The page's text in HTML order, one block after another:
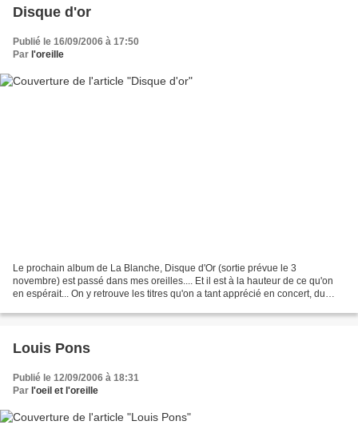
Disque d'or
Publié le 16/09/2006 à 17:50
Par l'oreille
Le prochain album de La Blanche, Disque d'Or (sortie prévue le 3
novembre) est passé dans mes oreilles.... Et il est à la hauteur de ce qu'on
en espérait... On y retrouve les titres qu'on a tant apprécié en concert, du
Louis Pons
Publié le 12/09/2006 à 18:31
Par l'oeil et l'oreille